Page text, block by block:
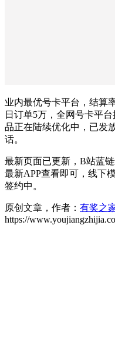
业内最优号卡平台，结算
日订单5万，全网号卡平
品正在陆续优化中，已发
话。
最新页面已更新，B站蓝
最新APP查看即可，线下
签约中。
原创文章，作者： 有奖之
https://